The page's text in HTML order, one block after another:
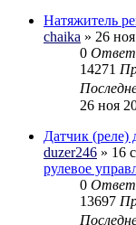
Натяжитель
chaika » 26
0
14271
26 ноя
Датчик (реле)
duzer246 » 16
рулевое
0
13697